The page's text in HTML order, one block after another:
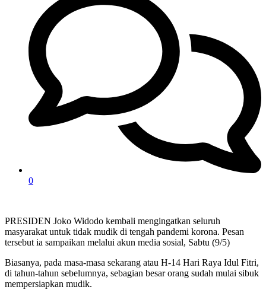
0
PRESIDEN Joko Widodo kembali mengingatkan seluruh
masyarakat untuk tidak mudik di tengah pandemi korona. Pesan
tersebut ia sampaikan melalui akun media sosial, Sabtu (9/5)
Biasanya, pada masa-masa sekarang atau H-14 Hari Raya Idul Fitri,
di tahun-tahun sebelumnya, sebagian besar orang sudah mulai sibuk
mempersiapkan mudik.